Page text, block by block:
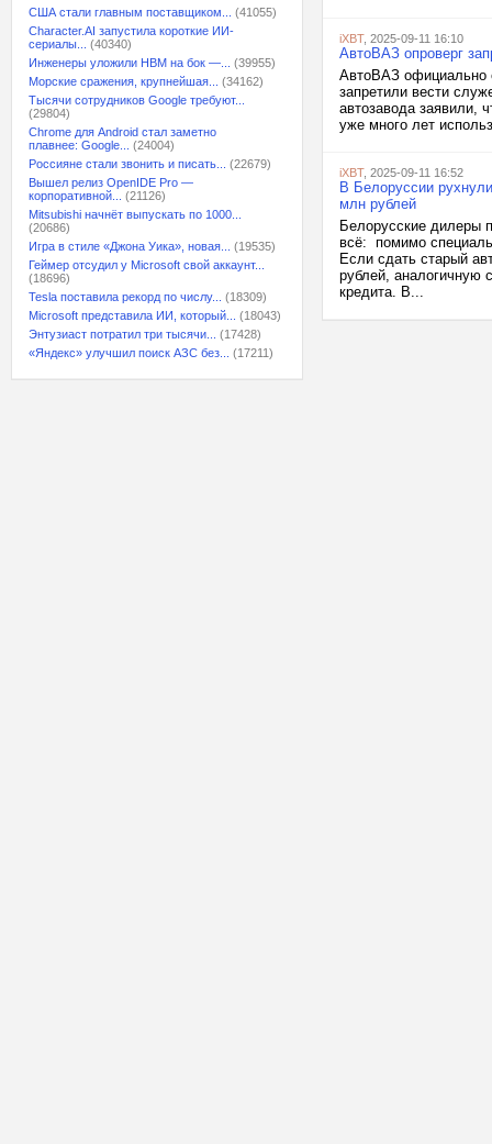
США стали главным поставщиком...
(41055)
Character.AI запустила короткие ИИ-
сериалы...
(40340)
Инженеры уложили HBM на бок —...
(39955)
Морские сражения, крупнейшая...
(34162)
Тысячи сотрудников Google требуют...
(29804)
Chrome для Android стал заметно
плавнее: Google...
(24004)
Россияне стали звонить и писать...
(22679)
Вышел релиз OpenIDE Pro —
корпоративной...
(21126)
Mitsubishi начнёт выпускать по 1000...
(20686)
Игра в стиле «Джона Уика», новая...
(19535)
Геймер отсудил у Microsoft свой аккаунт...
(18696)
Tesla поставила рекорд по числу...
(18309)
Microsoft представила ИИ, который...
(18043)
Энтузиаст потратил три тысячи...
(17428)
«Яндекс» улучшил поиск АЗС без...
(17211)
iXBT, 2025-09-11 16:10
АвтоВАЗ опроверг
АвтоВАЗ официально
запретили вести
автозавода заявили,
уже много лет
iXBT, 2025-09-11 16:52
В Белоруссии
млн рублей
Белорусские дилеры
всё: помимо
Если сдать старый
рублей, аналогичную
кредита. В...